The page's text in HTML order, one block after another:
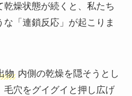
乾燥状態が続くと、私たち
「連鎖反応」が起こりま
物内側の乾燥を隠そうとし
毛穴をグイグイと押し広げ